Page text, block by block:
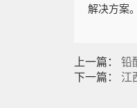
解决方案
上一篇： 铅
下一篇： 江